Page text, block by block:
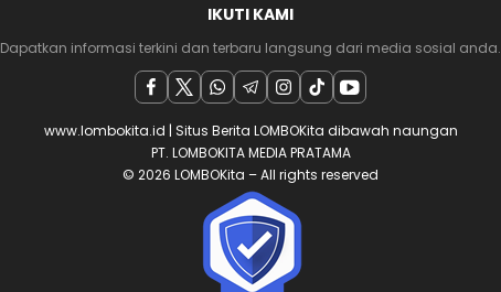
IKUTI KAMI
Dapatkan informasi terkini dan terbaru langsung dari media sosial anda.
www.lombokita.id | Situs Berita LOMBOKita dibawah naungan
PT. LOMBOKITA MEDIA PRATAMA
© 2026 LOMBOKita – All rights reserved